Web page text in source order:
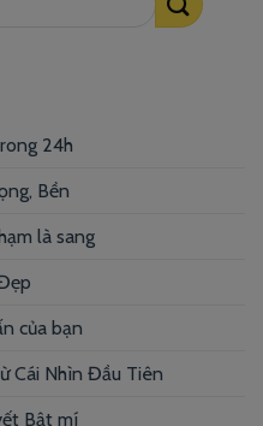
24h
Bền
là sang
của bạn
Cái Nhìn Đầu Tiên
Bật mí